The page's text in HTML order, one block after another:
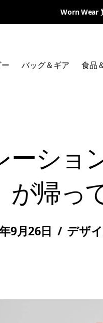
Worn Wear
バッグ＆ギア 食品
ショ
が帰っ
9月26日 / デザ